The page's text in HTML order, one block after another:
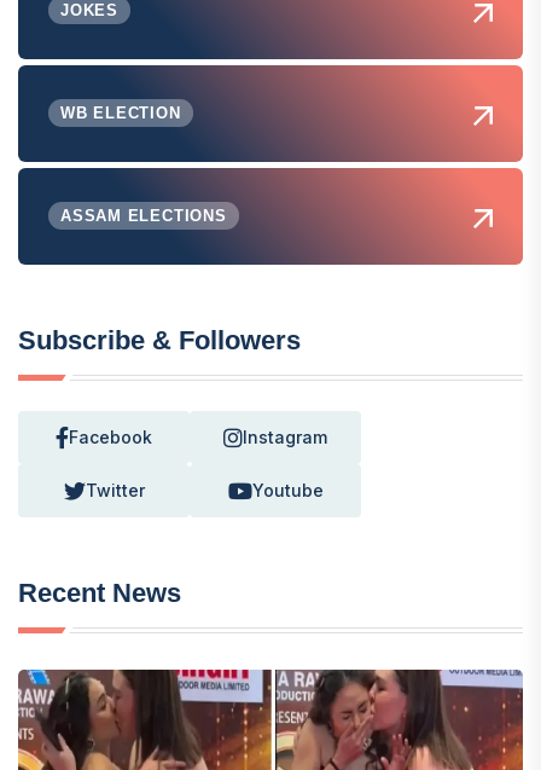
JOKES
WB ELECTION
ASSAM ELECTIONS
Subscribe & Followers
Facebook Instagram
Twitter Youtube
Recent News